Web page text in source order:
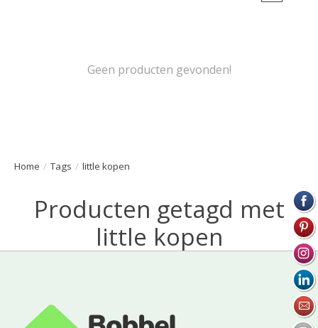
Home / Tags / little kopen
Producten getagd met
little kopen
Geen producten gevonden!